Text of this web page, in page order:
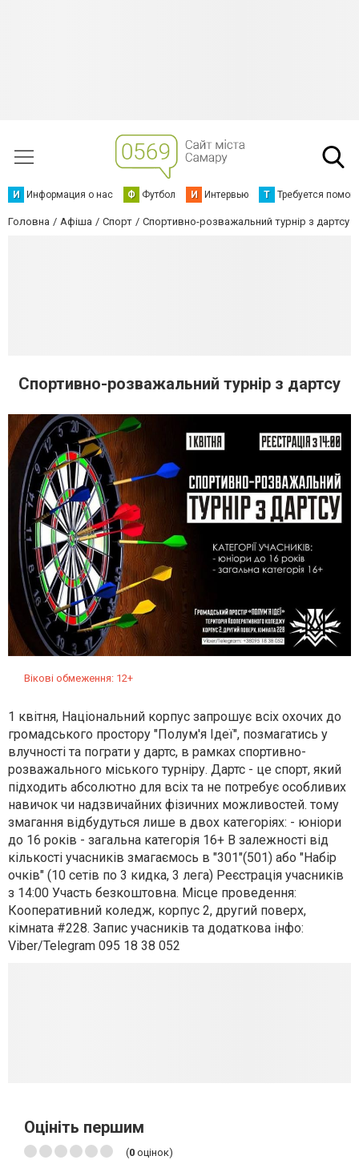
И Информация о нас Ф Футбол И Интервью Т Требуется
Головна Афіша Спорт Спортивно-розважальний турнір з дартсу
Спортивно-розважальний турнір з дартсу
Вікові обмеження: 12+
1 квітня, Національний корпус запрошує всіх охочих до
громадського простору "Полум'я Ідеї", позмагатись у
влучності та пограти у дартс, в рамках спортивно-
розважального міського турніру. Дартс - це спорт, який
підходить абсолютно для всіх та не потребує особливих
навичок чи надзвичайних фізичних можливостей. тому
змагання відбудуться лише в двох категоріях: - юніори
до 16 років - загальна категорія 16+ В залежності від
кількості учасників змагаємось в "301"(501) або "Набір
очків" (10 сетів по 3 кидка, 3 лега) Реєстрація учасників
з 14:00 Участь безкоштовна. Місце проведення:
Кооперативний коледж, корпус 2, другий поверх,
кімната #228. Запис учасників та додаткова інфо:
Viber/Telegram 095 18 38 052
Оцініть першим
(0 оцінок)